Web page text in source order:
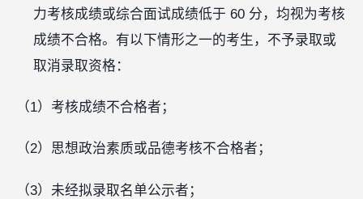
力考核成绩或综合面试成绩低于 60 分，均视为考核
成绩不合格。有以下情形之一的考生，不予录取或
取消录取资格：
（1）考核成绩不合格者；
（2）思想政治素质或品德考核不合格者；
（3）未经拟录取名单公示者；